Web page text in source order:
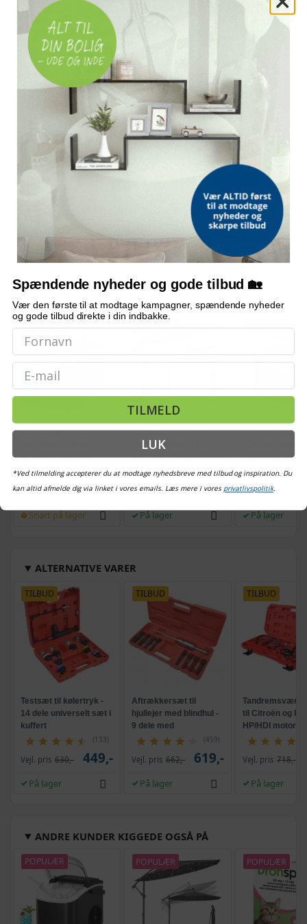
ADAPTERE TIL
VW, Audi, BMW, Mercedes og Ford
OFTE STILLEDE SPØRGSMÅL
Hvilke biler kan adapterne bruges til?
Hvilke generatorer er indsatserne velegnet til?
Bemærk: FAQ er vejledende information. Vi tager forbehold for fejl og
mangler, og oplysningerne er ikke juridisk bindende.
OFTE KØBT SAMMEN MED
Bordmodel
terninger på 6 min.,
selvrensende, sort
Vejl. pris 569,- 509,-
Snart på lager
Hængeparasols med
solcelledrevne LED-lys,
3 m - grå, med krydsfod
og krank, UPF 50+
Vejl. pris 709,- 579,-
På lager
Vetoquinol
- 2,5-5 kg, 2×0,7
På lager
ALTERNATIVE VARER
TILBUD
Testsæt til kølertryk -
14 dele universelt sæt i
kuffert
(133)
Vejl. pris 630,- 449,-
På lager
TILBUD
Aftrækkersæt til
hjullejer med blindhul -
9 dele med
glidehammer
(459)
Vejl. pris 662,- 619,-
På lager
TILBUD
til Citroën og
HP/HDI motorer
Vejl. pris 718,-
På lager
ANDRE KUNDER KIGGEDE OGSÅ PÅ
POPULÆR POPULÆR POPULÆR
Spændende nyheder og gode tilbud 🏡
Vær den første til at modtage kampagner, spændende nyheder
og gode tilbud direkte i din indbakke.
Email
TILMELD
LUK
*Ved tilmelding accepterer du at modtage nyhedsbreve med tilbud og inspiration. Du
kan altid afmelde dig via linket i vores emails. Læs mere i vores privatlivspolitik.